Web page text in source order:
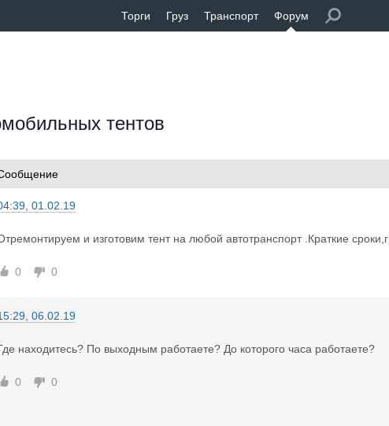
Торги Груз Транспорт Форум
тентов
01.02.19
и изготовим тент на любой автотранспорт .Краткие
0 0
06.02.19
находитесь? По выходным работаете? До которого часа работаете?
0 0